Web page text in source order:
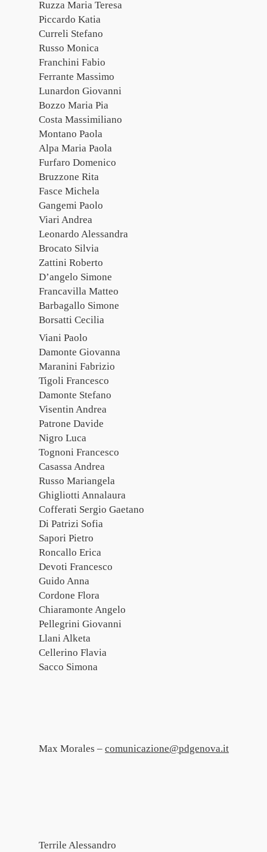
Ruzza Maria Teresa
Piccardo Katia
Curreli Stefano
Russo Monica
Franchini Fabio
Ferrante Massimo
Lunardon Giovanni
Bozzo Maria Pia
Costa Massimiliano
Montano Paola
Alpa Maria Paola
Furfaro Domenico
Bruzzone Rita
Fasce Michela
Gangemi Paolo
Viari Andrea
Leonardo Alessandra
Brocato Silvia
Zattini Roberto
D’angelo Simone
Francavilla Matteo
Barbagallo Simone
Borsatti Cecilia
Viani Paolo
Damonte Giovanna
Maranini Fabrizio
Tigoli Francesco
Damonte Stefano
Visentin Andrea
Patrone Davide
Nigro Luca
Tognoni Francesco
Casassa Andrea
Russo Mariangela
Ghigliotti Annalaura
Cofferati Sergio Gaetano
Di Patrizi Sofia
Sapori Pietro
Roncallo Erica
Devoti Francesco
Guido Anna
Cordone Flora
Chiaramonte Angelo
Pellegrini Giovanni
Llani Alketa
Cellerino Flavia
Sacco Simona
Max Morales –comunicazione@pdgenova.it
Terrile Alessandro